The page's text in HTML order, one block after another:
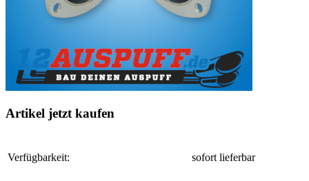
Artikel jetzt kaufen
Verfügbarkeit: sofort lieferbar